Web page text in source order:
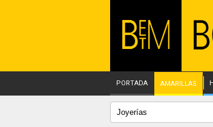
PORTADA AMARILLAS